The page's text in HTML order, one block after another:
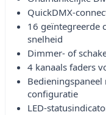
QuickDMX-
16 geïntegreerde
snelheid
Dimmer- of
4 kanaals faders
configuratie
LED-